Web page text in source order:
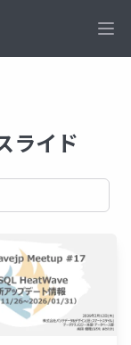
ライド